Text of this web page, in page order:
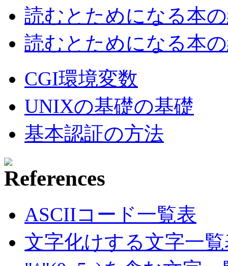
読むとためになる本
読むとためになる本
CGI環境変数
UNIXの基礎の基礎
基本認証の方法
ASCIIコード一覧表
文字化けする文字一